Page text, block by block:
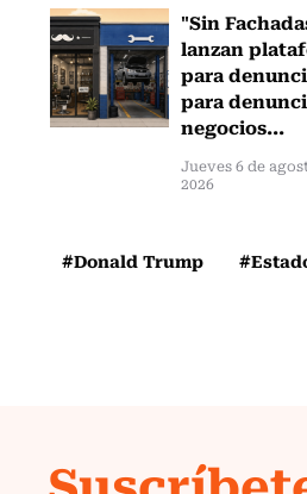
"Sin
lanzan
para
para
negocios...
Jueves 6 de
2026
#Donald Trump